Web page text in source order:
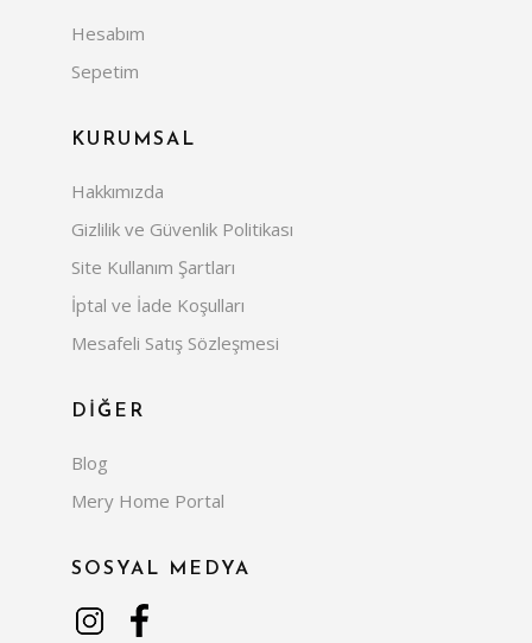
Hesabım
Sepetim
KURUMSAL
Hakkımızda
Gizlilik ve Güvenlik Politikası
Site Kullanım Şartları
İptal ve İade Koşulları
Mesafeli Satış Sözleşmesi
DİĞER
Blog
Mery Home Portal
SOSYAL MEDYA